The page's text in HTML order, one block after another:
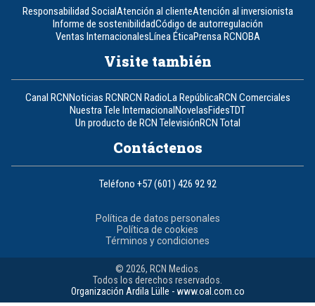
Responsabilidad SocialAtención al clienteAtención al inversionista
Informe de sostenibilidadCódigo de autorregulación
Ventas InternacionalesLínea ÉticaPrensa RCNOBA
Visite también
Canal RCNNoticias RCNRCN RadioLa RepúblicaRCN Comerciales
Nuestra Tele InternacionalNovelasFidesTDT
Un producto de RCN TelevisiónRCN Total
Contáctenos
Teléfono +57 (601) 426 92 92
Política de datos personales
Política de cookies
Términos y condiciones
© 2026, RCN Medios.
Todos los derechos reservados.
Organización Ardila Lülle - www.oal.com.co